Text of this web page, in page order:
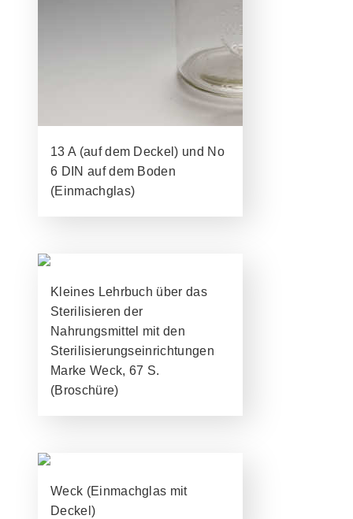
13 A (auf dem Deckel) und No
6 DIN auf dem Boden
(Einmachglas)
Kleines Lehrbuch über das
Sterilisieren der
Nahrungsmittel mit den
Sterilisierungseinrichtungen
Marke Weck, 67 S.
(Broschüre)
Weck (Einmachglas mit
Deckel)